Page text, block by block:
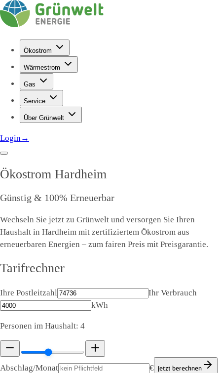
Ökostrom
Wärmestrom
Gas
Service
Über Grünwelt
Login→
Ökostrom Hardheim
Günstig & 100% Erneuerbar
Wechseln Sie jetzt zu Grünwelt und versorgen Sie Ihren
Haushalt in Hardheim mit zertifiziertem Ökostrom aus
erneuerbaren Energien – zum fairen Preis mit Preisgarantie.
Tarifrechner
Ihre Postleitzahl
Ihr Verbrauch
kWh
Personen im Haushalt: 4
Abschlag/Monat € Jetzt berechnen